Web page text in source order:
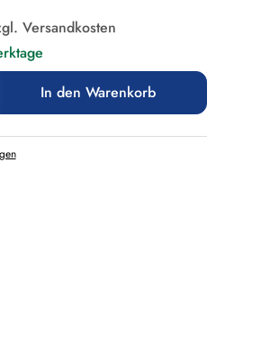
Versandkosten
Gib den gewünschten
In den Warenkorb